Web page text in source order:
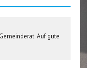
Auf gute